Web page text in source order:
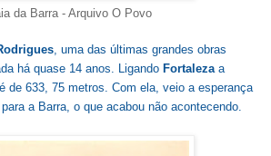
da Barra - Arquivo O Povo
, uma das últimas grandes obras
há quase 14 anos. Ligando Fortaleza a
de 633, 75 metros. Com ela, veio a esperança
a Barra, o que acabou não acontecendo.